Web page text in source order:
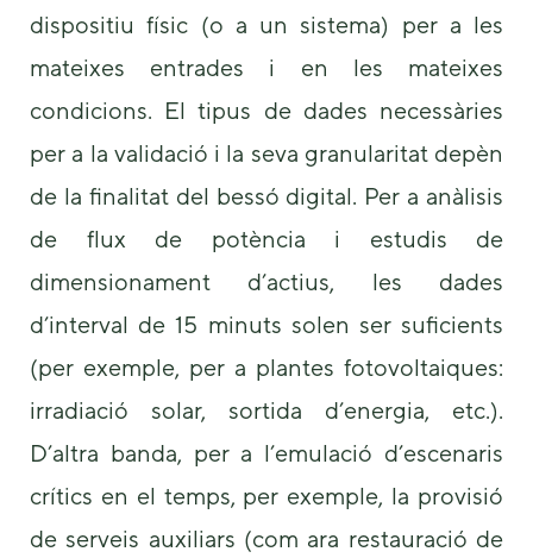
dispositiu físic (o a un sistema) per a les
mateixes entrades i en les mateixes
condicions. El tipus de dades necessàries
per a la validació i la seva granularitat depèn
de la finalitat del bessó digital. Per a anàlisis
de flux de potència i estudis de
dimensionament d’actius, les dades
d’interval de 15 minuts solen ser suficients
(per exemple, per a plantes fotovoltaiques:
irradiació solar, sortida d’energia, etc.).
D’altra banda, per a l’emulació d’escenaris
crítics en el temps, per exemple, la provisió
de serveis auxiliars (com ara restauració de